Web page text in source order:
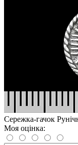
Сережка-гачок
Моя оцінка: